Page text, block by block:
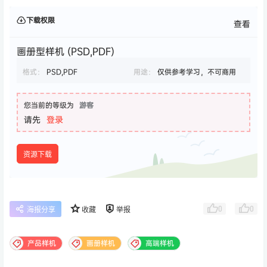
下载权限 查看
画册型样机 (PSD,PDF)
格式： PSD,PDF 用途： 仅供参考学习，不可商用
您当前的等级为 游客
请先 登录
资源下载
海报分享 收藏 举报 0 0
产品样机 画册样机 高端样机